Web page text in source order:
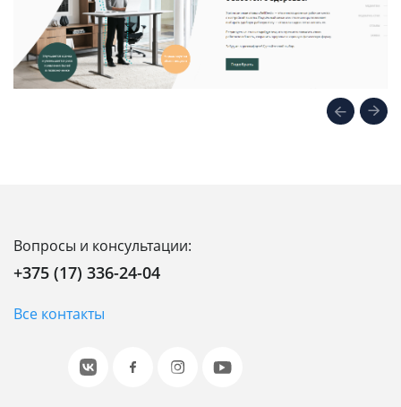
Вопросы и консультации:
+375 (17) 336-24-04
Все контакты